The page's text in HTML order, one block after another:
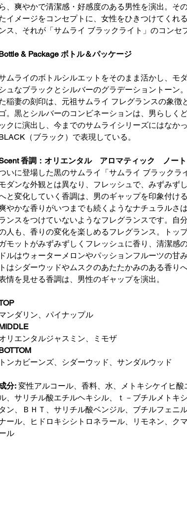
ら、爽やかで清潔感・好感度のある男性を演出。そ
イメージをコンセプトに、女性をひきつけてくれ
ンス、それが「サムライ ブラックライト」のコンセ
& Package ボトル＆パッケージ
ムライのボトルシルエットをそのまま活かし、モ
シュなブラックとシルバーのグラデーショントーン
稲妻の刻印は、元祖サムライ フレグランスの象徴
ゴ。黒とシルバーのコンビネーションは、男らしく
ックに演出し、今までのサムライシリーズにはなか
（ブラック）で表現している。
香調：オリエンタル アロマティック ノート
いに登場した黒のサムライ「サムライ ブラックラ
ダンな外観とは異なり、フレッシュで、みずみず
と変化していく香調は、男のギャップを印象付け
やかな香りがいつまでも続くようなナチュラルさ
ンスをつけていないようなフレグランスです。自
人も、香りの変化を楽しめるフレグランス。トッ
ガモットがみずみずしくフレッシュに香り、清潔感
ドルはウォーターメロンやパッションフルーツの甘
トはシダーウッドやムスクのあたたかみのある香り
情を見せる香調は、男性のギャップを演出。
ンダリン、パイナップル
リエンタルジャスミン、ミモザ
トンカビーンズ、シダーウッド、サンダルウッド
分: 変性アルコール、香料、水、メトキシケイヒ酸
、サリチル酸エチルヘキシル、ｔ－ブチルメトキ
タン、ＢＨＴ、サリチル酸ベンジル、ブチルフェニ
ール、ヒドロキシシトロネラール、リモネン、ク
ル